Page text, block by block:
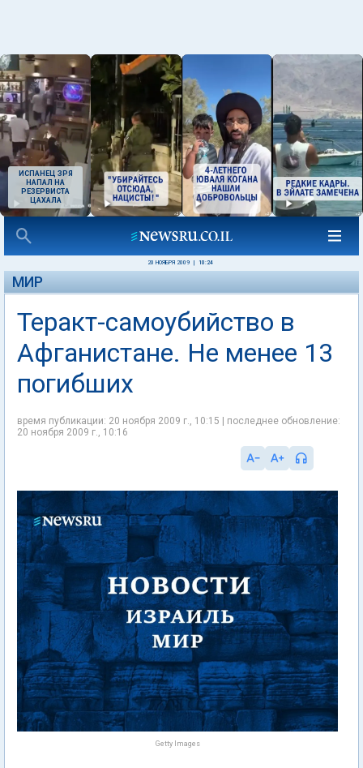
ИСПАНЕЦ ЗРЯ
НАПАЛ НА
РЕЗЕРВИСТА
ЦАХАЛА
20 НОЯБРЯ 2009 10:24
МИР
Теракт-самоубийство в
Афганистане. Не менее 13
погибших
время публикации: 20 ноября 2009 г., 10:15 | последнее обновление:
20 ноября 2009 г., 10:16
Getty Images